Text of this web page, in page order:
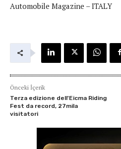
Automobile Magazine – ITALY
Önceki İçerik
Terza edizione dell'Eicma Riding
Fest da record, 27mila
visitatori